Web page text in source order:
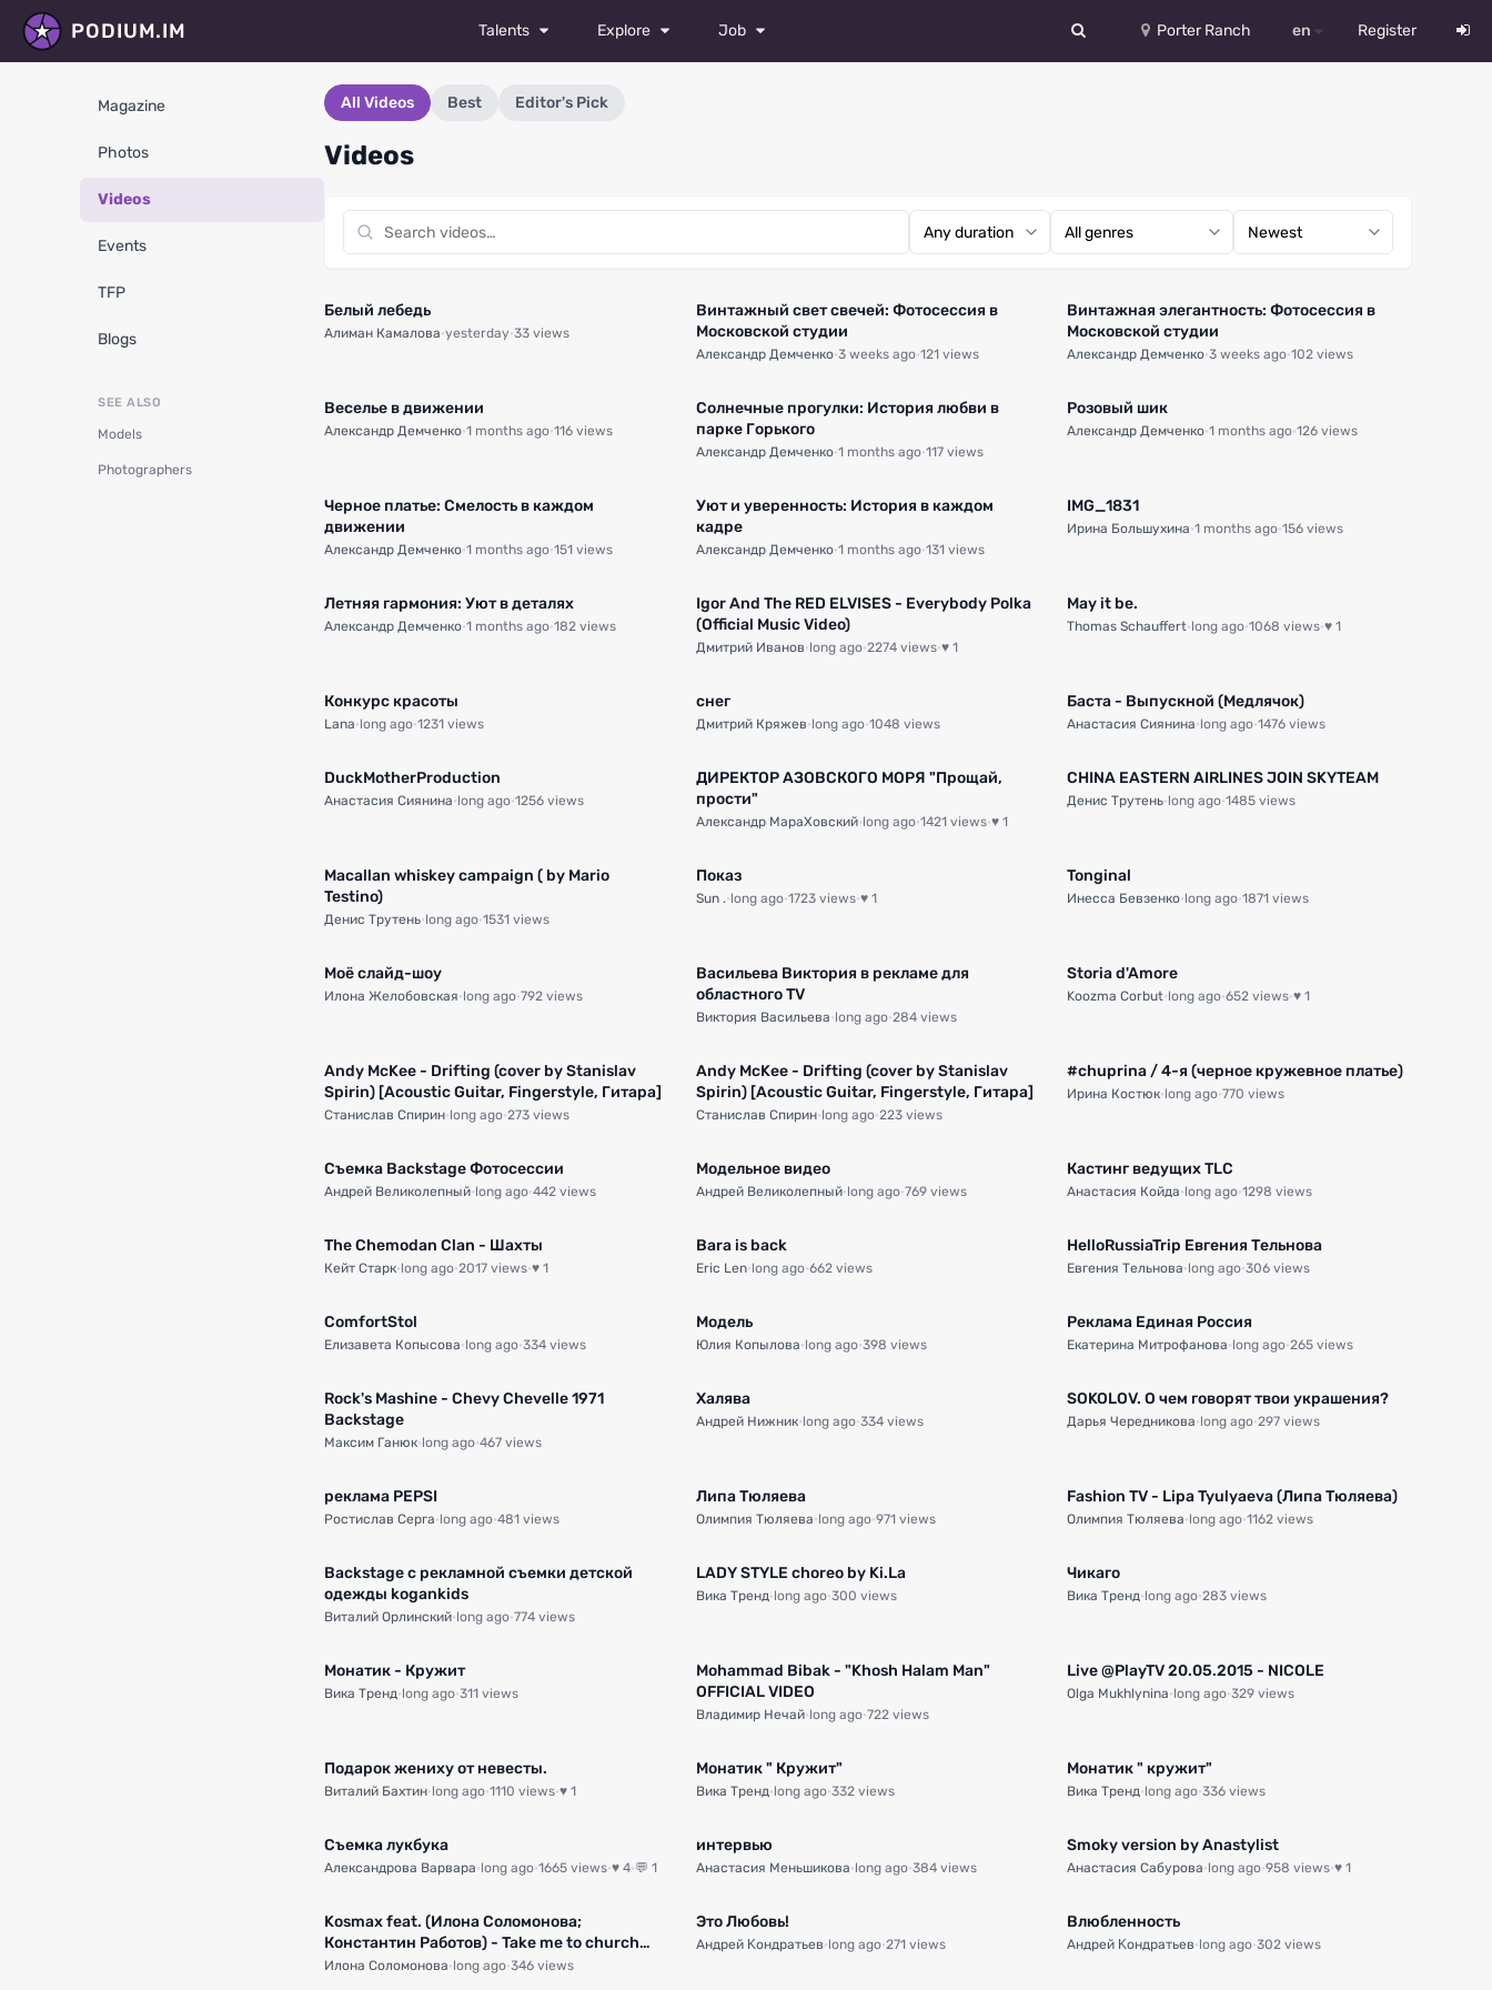
PODIUM.IM Talents
Photographers
Retouchers
Explore Job Porter Ranch en
Español
Український
Register
Magazine
Photos
Videos
Events
TFP
Blogs
SEE ALSO
Models
Photographers
All Videos Best Editor's Pick
Videos
Белый лебедь
Алиман Камалова·yesterday·33 views
Винтажный свет свечей: Фотосессия в
Московской студии
Александр Демченко·3 weeks ago·121 views
Винтажная элегантность: Фотосессия в
Московской студии
Александр Демченко·3 weeks ago·102 views
Веселье в движении
Александр Демченко·1 months ago·116 views
Солнечные прогулки: История любви в
парке Горького
Александр Демченко·1 months ago·117 views
Розовый шик
Александр Демченко·1 months ago·126 views
Черное платье: Смелость в каждом
движении
Александр Демченко·1 months ago·151 views
Уют и уверенность: История в каждом
кадре
Александр Демченко·1 months ago·131 views
IMG_1831
Ирина Большухина·1 months ago·156 views
Летняя гармония: Уют в деталях
Александр Демченко·1 months ago·182 views
Igor And The RED ELVISES - Everybody Polka
(Official Music Video)
Дмитрий Иванов·long ago·2274 views·♥ 1
May it be.
Thomas Schauffert·long ago·1068 views·♥ 1
Конкурс красоты
Lana·long ago·1231 views
снег
Дмитрий Кряжев·long ago·1048 views
Баста - Выпускной (Медлячок)
Анастасия Сиянина·long ago·1476 views
DuсkMotherProduction
Анастасия Сиянина·long ago·1256 views
ДИРЕКТОР АЗОВСКОГО МОРЯ "Прощай,
прости"
Александр МараХовский·long ago·1421 views·♥ 1
CHINA EASTERN AIRLINES JOIN SKYTEAM
Денис Трутень·long ago·1485 views
Macallan whiskey campaign ( by Mario
Testino)
Денис Трутень·long ago·1531 views
Показ
Sun .·long ago·1723 views·♥ 1
Tonginal
Инесса Бевзенко·long ago·1871 views
Моё слайд-шоу
Илона Желобовская·long ago·792 views
Васильева Виктория в рекламе для
областного TV
Виктория Васильева·long ago·284 views
Storia d'Amore
Koozma Corbut·long ago·652 views·♥ 1
Andy McKee - Drifting (cover by Stanislav
Spirin) [Acoustic Guitar, Fingerstyle, Гитара]
Станислав Спирин·long ago·273 views
Andy McKee - Drifting (cover by Stanislav
Spirin) [Acoustic Guitar, Fingerstyle, Гитара]
Станислав Спирин·long ago·223 views
#chuprina / 4-я (черное кружевное платье)
Ирина Костюк·long ago·770 views
Съемка Backstage Фотосессии
Андрей Великолепный·long ago·442 views
Модельное видео
Андрей Великолепный·long ago·769 views
Кастинг ведущих TLC
Анастасия Койда·long ago·1298 views
The Chemodan Clan - Шахты
Кейт Старк·long ago·2017 views·♥ 1
Bara is back
Eric Len·long ago·662 views
HelloRussiaTrip Евгения Тельнова
Евгения Тельнова·long ago·306 views
ComfortStol
Елизавета Копысова·long ago·334 views
Модель
Юлия Копылова·long ago·398 views
Реклама Единая Россия
Екатерина Митрофанова·long ago·265 views
Rock's Mashine - Chevy Chevelle 1971
Backstage
Максим Ганюк·long ago·467 views
Халява
Андрей Нижник·long ago·334 views
SOKOLOV. О чем говорят твои украшения?
Дарья Чередникова·long ago·297 views
реклама PEPSI
Ростислав Серга·long ago·481 views
Липа Тюляева
Олимпия Тюляева·long ago·971 views
Fashion TV - Lipa Tyulyaeva (Липа Тюляева)
Олимпия Тюляева·long ago·1162 views
Backstage с рекламной съемки детской
одежды kogankids
Виталий Орлинский·long ago·774 views
LADY STYLE choreo by Ki.La
Вика Тренд·long ago·300 views
Чикаго
Вика Тренд·long ago·283 views
Монатик - Кружит
Вика Тренд·long ago·311 views
Mohammad Bibak - "Khosh Halam Man"
OFFICIAL VIDEO
Владимир Нечай·long ago·722 views
Live @PlayTV 20.05.2015 - NICOLE
Olga Mukhlynina·long ago·329 views
Подарок жениху от невесты.
Виталий Бахтин·long ago·1110 views·♥ 1
Монатик " Кружит"
Вика Тренд·long ago·332 views
Монатик " кружит"
Вика Тренд·long ago·336 views
Съемка лукбука
Александрова Варвара·long ago·1665 views·♥ 4·💬 1
интервью
Анастасия Меньшикова·long ago·384 views
Smoky version by Anastylist
Анастасия Сабурова·long ago·958 views·♥ 1
Kosmax feat. (Илона Соломонова;
Константин Работов) - Take me to church
(Hozier)
Илона Соломонова·long ago·346 views
Это Любовь!
Андрей Κондратьев·long ago·271 views
Влюбленность
Андрей Κондратьев·long ago·302 views